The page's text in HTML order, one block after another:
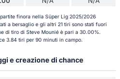
finora nella Süper Lig 2025/2026
a bersaglio e gli altri 21 tiri sono stati fuori
di tiro di Steve Mounié è pari a 30.00%.
3.84 tiri per 90 minuti in campo.
e creazione di chance